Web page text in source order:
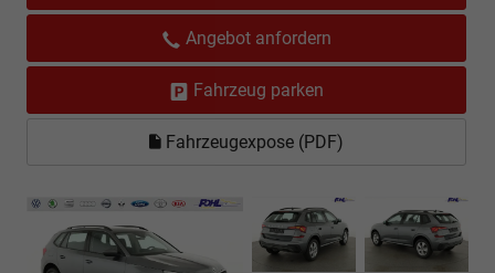
Angebot anfordern
Fahrzeug parken
Fahrzeugexpose (PDF)